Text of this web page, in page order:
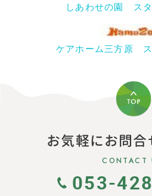
しあわせの園 ス
ケアホーム三方原
お気軽にお問
CONTACT
053-